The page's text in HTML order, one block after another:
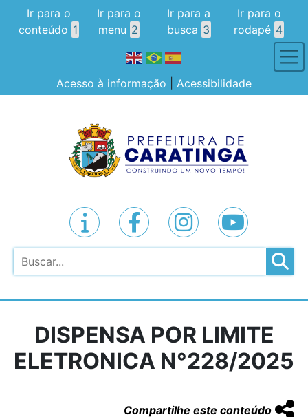
Ir para o
conteúdo 1
Ir para o
menu 2
Ir para a
busca 3
Ir para o
rodapé 4
Acesso à informação Acessibilidade
Pesquisar
DISPENSA POR LIMITE
ELETRONICA N°228/2025
Compartilhe este conteúdo